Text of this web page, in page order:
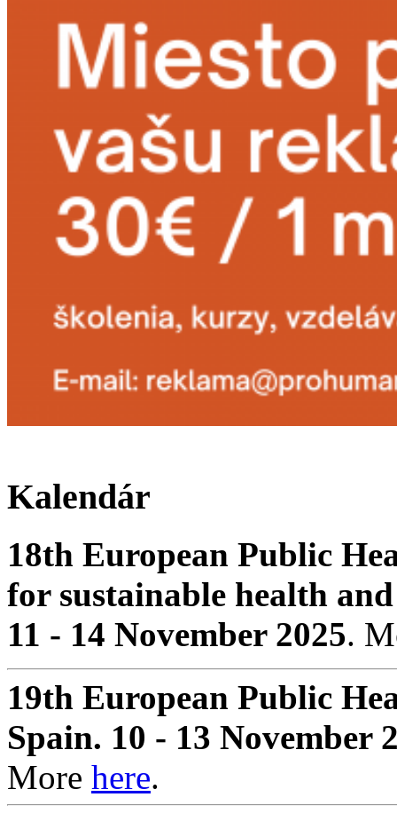
Kalendár
18th European Public
for sustainable health
11 - 14 November 2025.
19th European Public
Spain. 10 - 13 November
More here.